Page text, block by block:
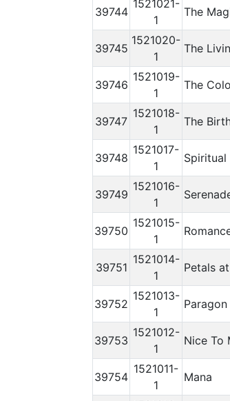
39744
1521021-
1
The
39745
1521020-
1
The
39746
1521019-
1
The
39747
1521018-
1
The
39748
1521017-
1
Spiritual
39749
1521016-
1
39750
1521015-
1
39751
1521014-
1
Petals
39752
1521013-
1
Paragon
39753
1521012-
1
Nice To
39754
1521011-
1
Mana